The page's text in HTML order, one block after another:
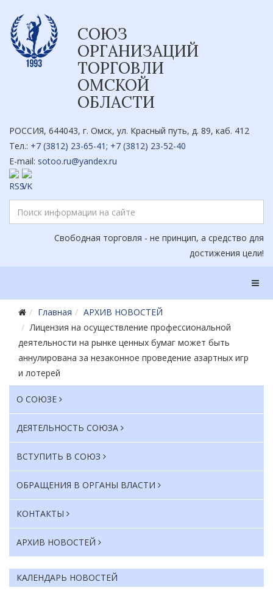
СОЮЗ
ОРГАНИЗАЦИЙ
ТОРГОВЛИ
ОМСКОЙ
ОБЛАСТИ
РОССИЯ, 644043, г. Омск, ул. Красный путь, д. 89, каб. 412
Тел.: +7 (3812) 23-65-41; +7 (3812) 23-52-40
E-mail: sotoo.ru@yandex.ru
Свободная торговля - не принцип, а средство для
достижения цели!
Главная
АРХИВ НОВОСТЕЙ
Лицензия на осуществление профессиональной
деятельности на рынке ценных бумаг может быть
аннулирована за незаконное проведение азартных игр
и лотерей
О СОЮЗЕ
ДЕЯТЕЛЬНОСТЬ СОЮЗА
ВСТУПИТЬ В СОЮЗ
ОБРАЩЕНИЯ В ОРГАНЫ ВЛАСТИ
КОНТАКТЫ
АРХИВ НОВОСТЕЙ
КАЛЕНДАРЬ НОВОСТЕЙ